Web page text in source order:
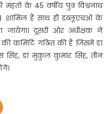
महतो के 45 वर्षीय पुत्र विश्वनाथ
शामिल हैं साथ ही डब्लूएचओ के
जायेगा। दूसरी ओर अधीक्षक ने
कमिटि गठित की हैं जिसमें डा
सिंह, डा मुकुल कुमार सिंह, तीन